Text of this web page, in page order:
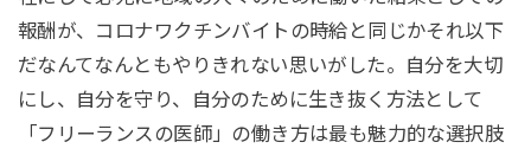
報酬が、コロナワクチンバイトの時給と同じかそれ以下
だなんてなんともやりきれない思いがした。自分を大切
にし、自分を守り、自分のために生き抜く方法として
「フリーランスの医師」の働き方は最も魅力的な選択肢